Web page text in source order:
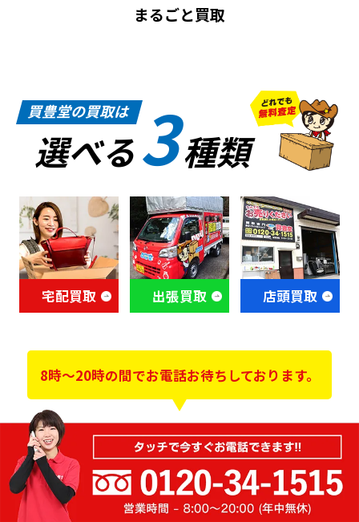
まるごと買取
買豊堂の買取は
選べる3種類
宅配買取 出張買取 店頭買取
8時～20時の間でお電話お待ちしております。